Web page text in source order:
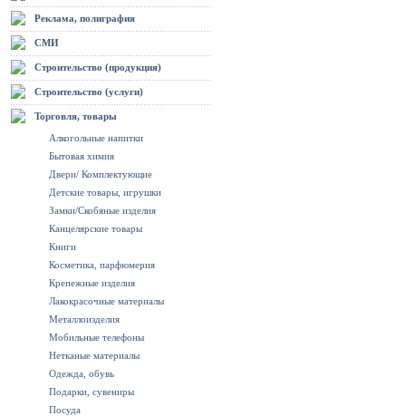
Реклама, полиграфия
СМИ
Строительство (продукция)
Строительство (услуги)
Торговля, товары
Алкогольные напитки
Бытовая химия
Двери/ Комплектующие
Детские товары, игрушки
Замки/Скобяные изделия
Канцелярские товары
Книги
Косметика, парфюмерия
Крепежные изделия
Лакокрасочные материалы
Металлоизделия
Мобильные телефоны
Нетканые материалы
Одежда, обувь
Подарки, сувениры
Посуда